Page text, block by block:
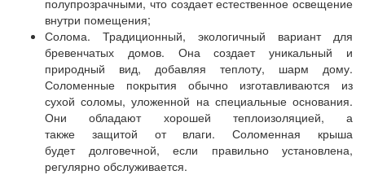
полупрозрачными, что создает естественное освещение
внутри помещения;
Солома. Традиционный, экологичный вариант для
бревенчатых домов. Она создает уникальный и
природный вид, добавляя теплоту, шарм дому.
Соломенные покрытия обычно изготавливаются из
сухой соломы, уложенной на специальные основания.
Они обладают хорошей теплоизоляцией, а
также защитой от влаги. Соломенная крыша
будет долговечной, если правильно установлена,
регулярно обслуживается.